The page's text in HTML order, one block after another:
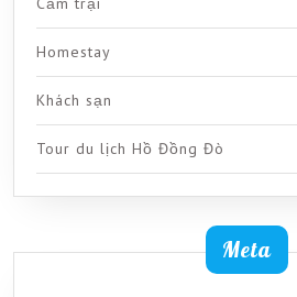
Homestay
Khách sạn
Tour du lịch Hồ Đồng Đò
Meta